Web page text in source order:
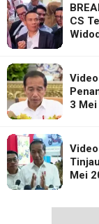
CS
3
Mei